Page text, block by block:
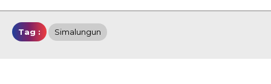
Tag : Simalungun